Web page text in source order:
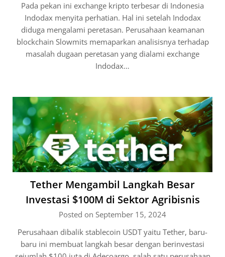
Pada pekan ini exchange kripto terbesar di Indonesia
Indodax menyita perhatian. Hal ini setelah Indodax
diduga mengalami peretasan. Perusahaan keamanan
blockchain Slowmits memaparkan analisisnya terhadap
masalah dugaan peretasan yang dialami exchange
Indodax…
Tether Mengambil Langkah Besar
Investasi $100M di Sektor Agribisnis
Posted on September 15, 2024
Perusahaan dibalik stablecoin USDT yaitu Tether, baru-
baru ini membuat langkah besar dengan berinvestasi